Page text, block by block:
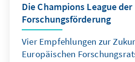
Die Champions League der
Forschungsförderung
Vier Empfehlungen zur
Europäischen